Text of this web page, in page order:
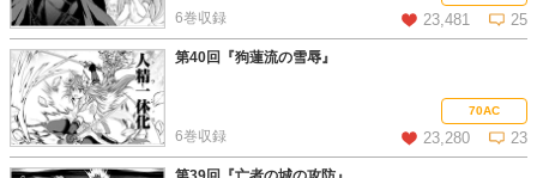
23,481 25
6巻収録
この話を読む コメントを見る
第40回『狗蓮流の雪辱』
70AC
23,280 23
6巻収録